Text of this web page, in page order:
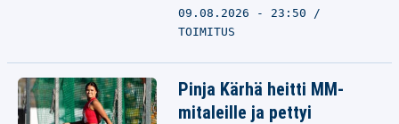
09.08.2026 - 23:50
TOIMITUS
Pinja Kärhä heitti MM-
mitaleille ja pettyi